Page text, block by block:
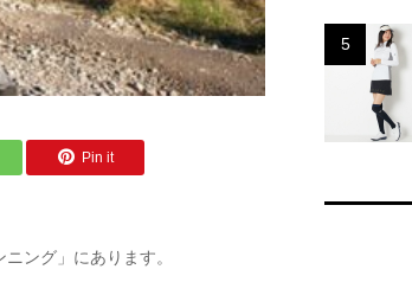
Pin it
ング」にあります。
5